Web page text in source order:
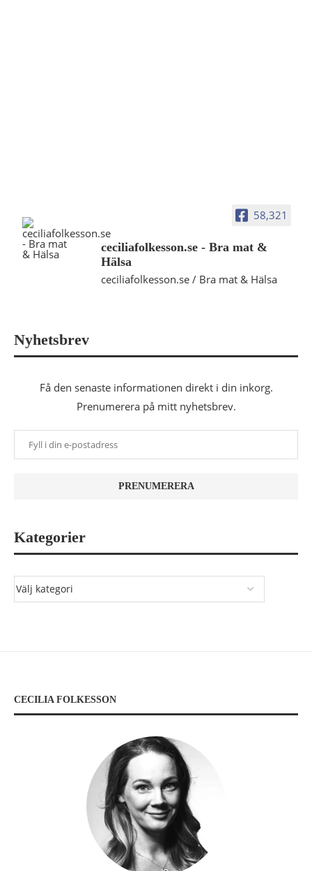
58,321
ceciliafolkesson.se - Bra mat &
Hälsa
ceciliafolkesson.se / Bra mat & Hälsa
Nyhetsbrev
Få den senaste informationen direkt i din inkorg.
Prenumerera på mitt nyhetsbrev.
Kategorier
CECILIA FOLKESSON